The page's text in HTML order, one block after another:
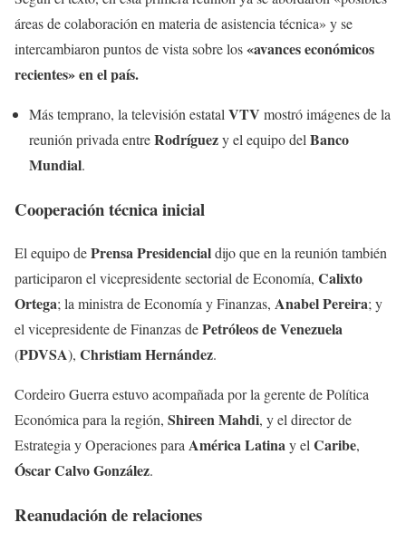
áreas de colaboración en materia de asistencia técnica» y se
intercambiaron puntos de vista sobre los«avances económicos
recientes» en el país.
Más temprano, la televisión estatal VTV mostró imágenes de la
reunión privada entreRodríguezy el equipo del Banco
Mundial.
Cooperación técnica inicial
El equipo dePrensa Presidencialdijo que en la reunión también
participaron el vicepresidente sectorial de Economía, Calixto
Ortega; la ministra de Economía y Finanzas, Anabel Pereira; y
el vicepresidente de Finanzas dePetróleos de Venezuela
(PDVSA), Christiam Hernández.
Cordeiro Guerra estuvo acompañada por la gerente de Política
Económica para la región, Shireen Mahdi, y el director de
Estrategia y Operaciones paraAmérica Latinay elCaribe,
Óscar Calvo González.
Reanudación de relaciones